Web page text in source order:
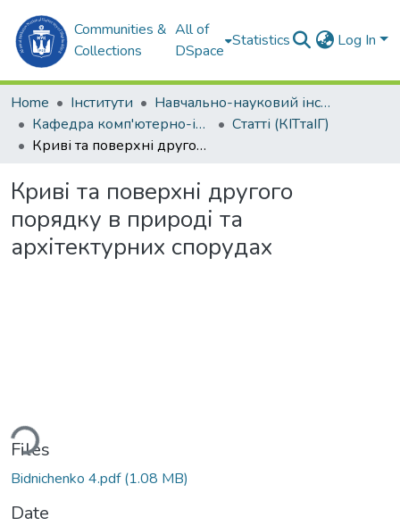
Communities &
Collections
All of
DSpace
Statistics Log In
Home Інститути
Навчально-науковий інститут комп'ютерних наук та управління проектами (ННІКНУП)
Кафедра комп'ютерно-інтегрованих технологій та інженерної графіки (КІТтаІГ)
Статті (КІТтаІГ)
Криві та поверхні другого порядку в природі та архітектурних спорудах
Криві та поверхні другого
порядку в природі та
архітектурних спорудах
Files
Bidnichenko 4.pdf(1.08 MB)
Date